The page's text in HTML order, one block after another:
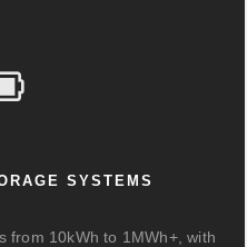
SYSTEMS
from 10kWh to 1MWh+, with